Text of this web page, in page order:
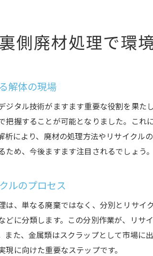
廃材処
環境を
解体現
環境配
側廃材処理で環
解体の現場
ジタル技術がますます重要な役割を果
把握することが可能となりました。こ
析により、廃材の処理方法やリサイクル
め、今後ますます注目されるでしょう。
ルのプロセス
は、単なる廃棄ではなく、分別とリサ
どに分類します。この分別作業が、リ
また、金属類はスクラップとして市場
に向けた重要なステップです。